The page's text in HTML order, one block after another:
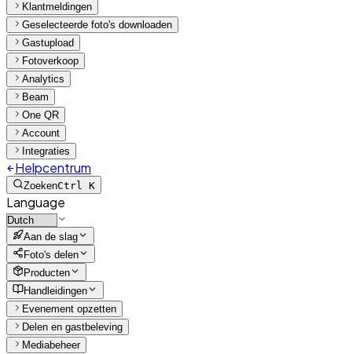
Klantmeldingen
Geselecteerde foto's downloaden
Gastupload
Fotoverkoop
Analytics
Beam
One QR
Account
Integraties
Helpcentrum
ZoekenCtrl K
Language
Aan de slag
Foto's delen
Producten
Handleidingen
Evenement opzetten
Delen en gastbeleving
Mediabeheer